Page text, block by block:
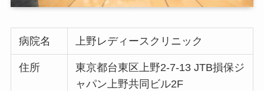
病院名 上野レディースクリニック
住所
東京都台東区上野2-7-13 JTB損保ジ
ャパン上野共同ビル2F